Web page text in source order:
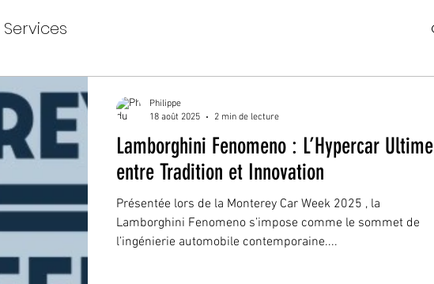
Services
Lamborghini Fenomeno : L’Hypercar Ultime
entre Tradition et Innovation
Présentée lors de la Monterey Car Week 2025 , la
Lamborghini Fenomeno s’impose comme le sommet de
l’ingénierie automobile contemporaine....
Philippe
18 août 2025
2 min de lecture